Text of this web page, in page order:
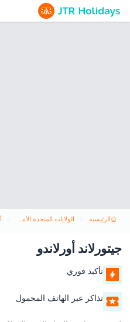
الرئيسية الولايات المتحدة الأمريكية
جيتورلاند أورلاندو
تأكيد فوري
تذاكر عبر الهاتف المحمول